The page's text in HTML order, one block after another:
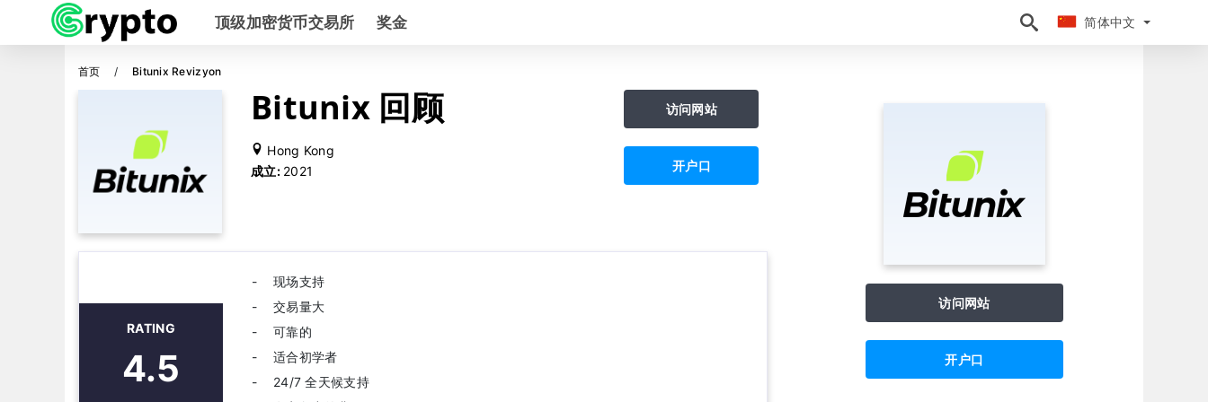
简体中文
顶级加密货币交易所 奖金 简体中文
首页 Bitunix Revizyon
Bitunix 回顾
Hong Kong
成立: 2021
访问网站
开户口
RATING
4.5
现场支持
交易量大
可靠的
适合初学者
24/7 全天候支持
访问网站
开户口